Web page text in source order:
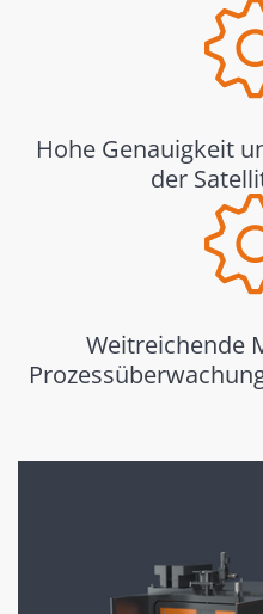
Hohe Genauigkeit
der
Weitreichende